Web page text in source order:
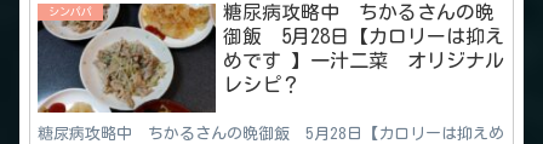
シンパパ
糖尿病攻略中 ちかるさんの晩
御飯 5月28日【カロリーは抑え
めです 】一汁二菜 オリジナル
レシピ？
糖尿病攻略中 ちかるさんの晩御飯 5月28日【カロリーは抑えめ